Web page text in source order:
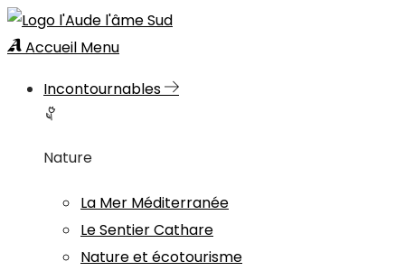
Accueil Menu
Incontournables
Nature
La Mer Méditerranée
Le Sentier Cathare
Nature et écotourisme